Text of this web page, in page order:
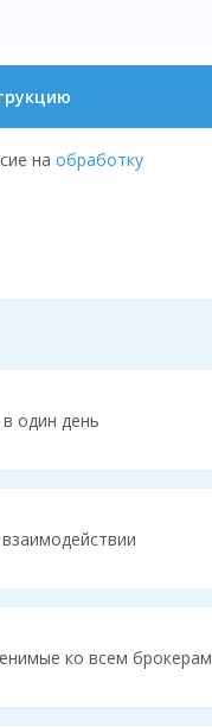
на обработку
один день
ко всем брокерам